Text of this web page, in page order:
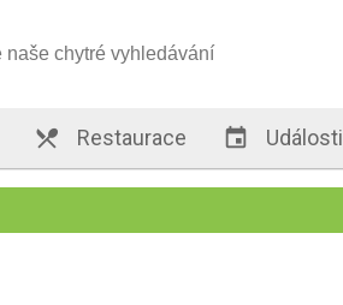
 Restaurace  Události